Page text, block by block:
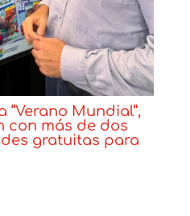
Mundial”,
con más de dos
gratuitas para